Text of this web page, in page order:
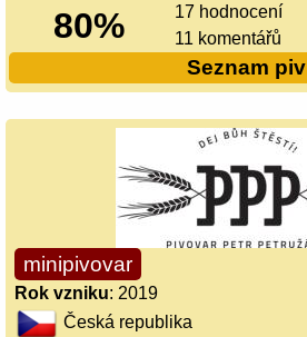
80%
17 hodnocení
11 komentářů
Seznam piv
minipivovar
Rok vzniku: 2019
Česká republika